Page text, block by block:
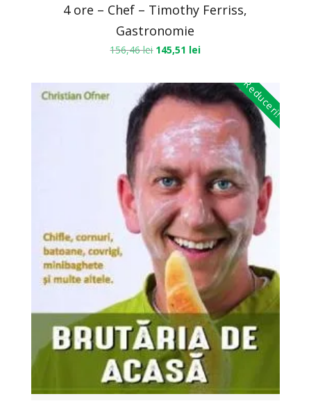
4 ore – Chef – Timothy Ferriss,
Gastronomie
156,46lei 145,51 lei
Reduceri!